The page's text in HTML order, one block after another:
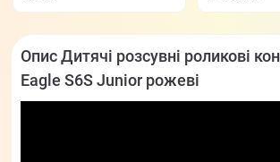
Опис Дитячі розсувні роликові
Eagle S6S Junior рожеві